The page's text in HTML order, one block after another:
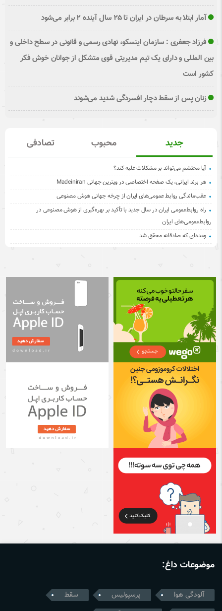
آمار ابتلا به سرطان در ایران تا ۲۵ سال آینده ۲ برابر می‌شود
فرزاد جعفری : سازمان اینسکو، نهادی رسمی و قانونی در سطح داخلی و
بین المللی و دارای یک تیم مدیریتی قوی متشکل از جوانان خوش فکر
کشور است
زنان پس از سقط دچار افسردگی شدید می‌شوند
جدید محبوب تصادفی
آیا محتشم می‌تواند بر مشکلات غلبه کند؟
هر برند ایرانی، یک صفحه اختصاصی در ویترین جهانی Madeiniran
عقب‌ماندگی روابط عمومی‌های ایران از چرخه جهانی هوش مصنوعی
راه روابط‌عمومی ایران در سال جدید با تأکید بر بهره‌گیری از هوش مصنوعی در
روابط‌عمومی‌های ایران
وعده‌ای که صادقانه محقق شد
موضوعات داغ:
آلودگی هوا پرسپولیس
سقط